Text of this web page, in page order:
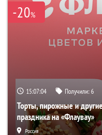
-20%
15:07:03 Получили:6
Торты, пирожные и
праздника на «Флаувау»
Россия